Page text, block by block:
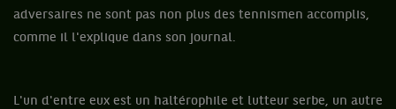
adversaires ne sont pas non plus des tennismen accomplis,
comme il l'explique dans son journal.
L'un d'entre eux est un haltérophile et lutteur serbe, un autre